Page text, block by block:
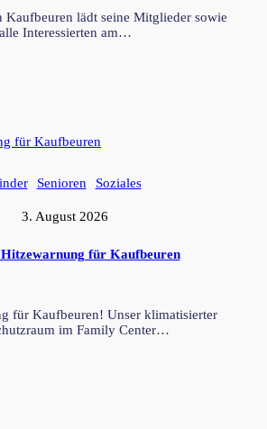
Kaufbeuren lädt seine Mitglieder sowie
alle Interessierten am…
Senioren Soziales
3. August 2026
für Kaufbeuren
für Kaufbeuren! Unser klimatisierter
im Family Center…